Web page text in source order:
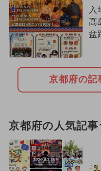
入
髙
盆
京都府の記
京都府の人気記
1